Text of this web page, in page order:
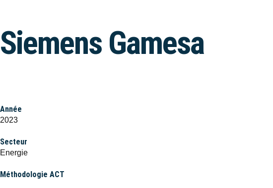
Siemens Gamesa
Année
2023
Secteur
Energie
Méthodologie ACT